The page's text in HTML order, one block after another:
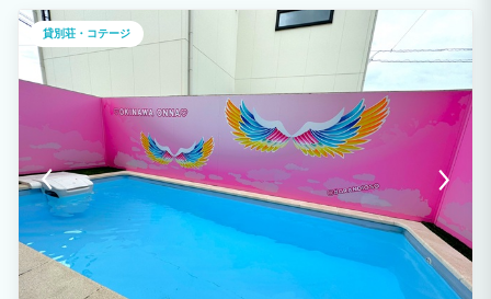
貸別荘・コテージ